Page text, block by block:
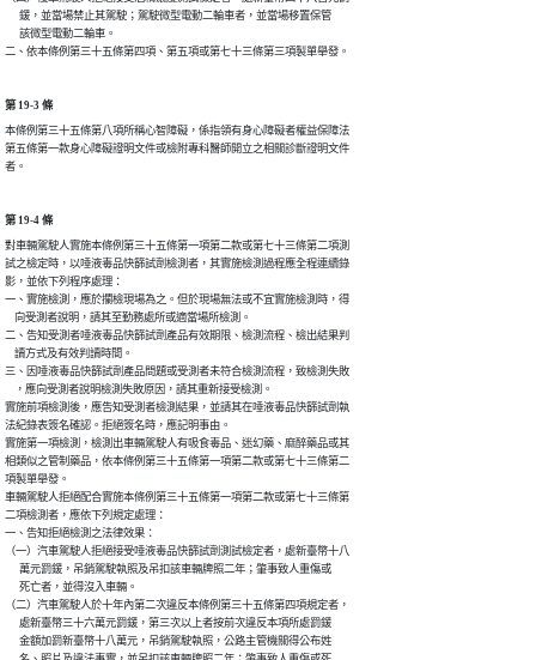
      鍰，並當場禁止其駕駛；駕駛微型電動二輪車者，並當場移置保管
      該微型電動二輪車。
二、依本條例第三十五條第四項、第五項或第七十三條第三項製單舉發。
第 19-3 條
本條例第三十五條第八項所稱心智障礙，係指領有身心障礙者權益保障法
第五條第一款身心障礙證明文件或檢附專科醫師開立之相關診斷證明文件
者。
第 19-4 條
對車輛駕駛人實施本條例第三十五條第一項第二款或第七十三條第二項測
試之檢定時，以唾液毒品快篩試劑檢測者，其實施檢測過程應全程連續錄
影，並依下列程序處理：
一、實施檢測，應於攔檢現場為之。但於現場無法或不宜實施檢測時，得
    向受測者說明，請其至勤務處所或適當場所檢測。
二、告知受測者唾液毒品快篩試劑產品有效期限、檢測流程、檢出結果判
    讀方式及有效判讀時間。
三、因唾液毒品快篩試劑產品問題或受測者未符合檢測流程，致檢測失敗
    ，應向受測者說明檢測失敗原因，請其重新接受檢測。
實施前項檢測後，應告知受測者檢測結果，並請其在唾液毒品快篩試劑執
法紀錄表簽名確認。拒絕簽名時，應記明事由。
實施第一項檢測，檢測出車輛駕駛人有吸食毒品、迷幻藥、麻醉藥品或其
相類似之管制藥品，依本條例第三十五條第一項第二款或第七十三條第二
項製單舉發。
車輛駕駛人拒絕配合實施本條例第三十五條第一項第二款或第七十三條第
二項檢測者，應依下列規定處理：
一、告知拒絕檢測之法律效果：
（一）汽車駕駛人拒絕接受唾液毒品快篩試劑測試檢定者，處新臺幣十八
      萬元罰鍰，吊銷駕駛執照及吊扣該車輛牌照二年；肇事致人重傷或
      死亡者，並得沒入車輛。
（二）汽車駕駛人於十年內第二次違反本條例第三十五條第四項規定者，
      處新臺幣三十六萬元罰鍰，第三次以上者按前次違反本項所處罰鍰
      金額加罰新臺幣十八萬元，吊銷駕駛執照，公路主管機關得公布姓